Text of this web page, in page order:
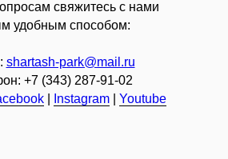
свяжитесь с нами
удобным способом:
shartash-park@mail.ru
+7 (343) 287-91-02
Instagram Youtube